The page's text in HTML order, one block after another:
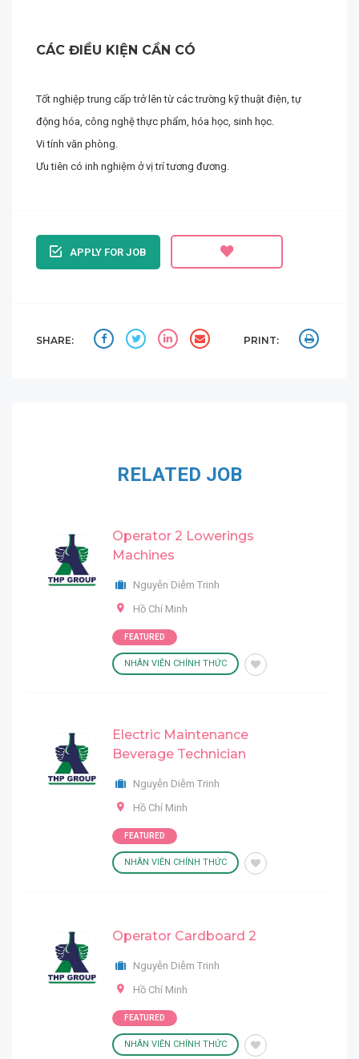
CÁC ĐIỀU KIỆN CẦN CÓ
Tốt nghiệp trung cấp trở lên từ các trường kỹ thuật điện, tự
động hóa, công nghệ thực phẩm, hóa học, sinh học.
Vi tính văn phòng.
Ưu tiên có inh nghiệm ở vị trí tương đương.
APPLY FOR JOB
SHARE: PRINT:
RELATED JOB
Operator 2 Lowerings
Machines
Nguyễn Diễm Trinh
Hồ Chí Minh
FEATURED
NHÂN VIÊN CHÍNH THỨC
Electric Maintenance
Beverage Technician
Nguyễn Diễm Trinh
Hồ Chí Minh
FEATURED
NHÂN VIÊN CHÍNH THỨC
Operator Cardboard 2
Nguyễn Diễm Trinh
Hồ Chí Minh
FEATURED
NHÂN VIÊN CHÍNH THỨC